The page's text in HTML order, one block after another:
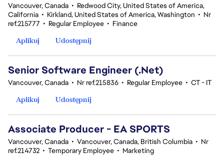
Vancouver, Canada • Redwood City, United States of America,
California • Kirkland, United States of America, Washington • Nr
ref.215777 • Regular Employee • Finance
Aplikuj
Udostępnij
Senior Software Engineer (.Net)
Vancouver, Canada • Nr ref.215836 • Regular Employee • CT - IT
Aplikuj
Udostępnij
Associate Producer - EA SPORTS
Vancouver, Canada • Vancouver, Canada, British Columbia • Nr
ref.214732 • Temporary Employee • Marketing